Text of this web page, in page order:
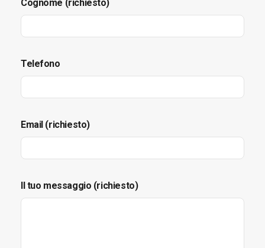
Cognome (richiesto)
Telefono
Email (richiesto)
Il tuo messaggio (richiesto)